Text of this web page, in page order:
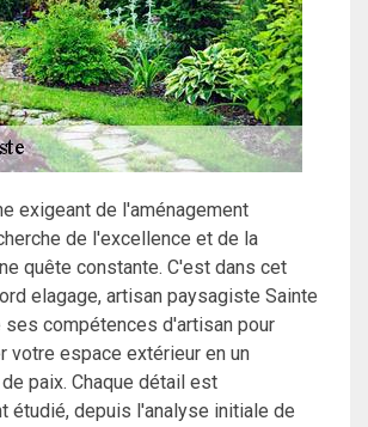
exigeant de l'aménagement
de l'excellence et de la
quête constante. C'est dans cet
elagage, artisan paysagiste Sainte
ses compétences d'artisan pour
votre espace extérieur en un
paix. Chaque détail est
étudié, depuis l'analyse initiale de